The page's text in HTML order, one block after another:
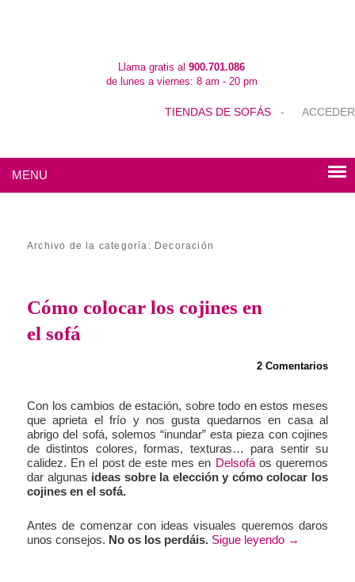
Llama gratis al 900.701.086
de lunes a viernes: 8 am - 20 pm
TIENDAS DE SOFÁS - ACCEDER
MENU
Archivo de la categoría: Decoración
Cómo colocar los cojines en
el sofá
2 Comentarios
Con los cambios de estación, sobre todo en estos meses
que aprieta el frío y nos gusta quedarnos en casa al
abrigo del sofá, solemos “inundar” esta pieza con cojines
de distintos colores, formas, texturas… para sentir su
calidez. En el post de este mes en Delsofáos queremos
dar algunas ideas sobre la elección y cómo colocar los
cojines en el sofá.
Antes de comenzar con ideas visuales queremos daros
unos consejos. No os los perdáis. Sigue leyendo →